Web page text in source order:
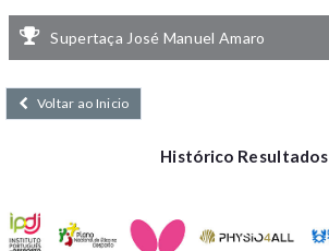
Supertaça José Manuel Amaro
Voltar ao Inicio
Histórico Resultados